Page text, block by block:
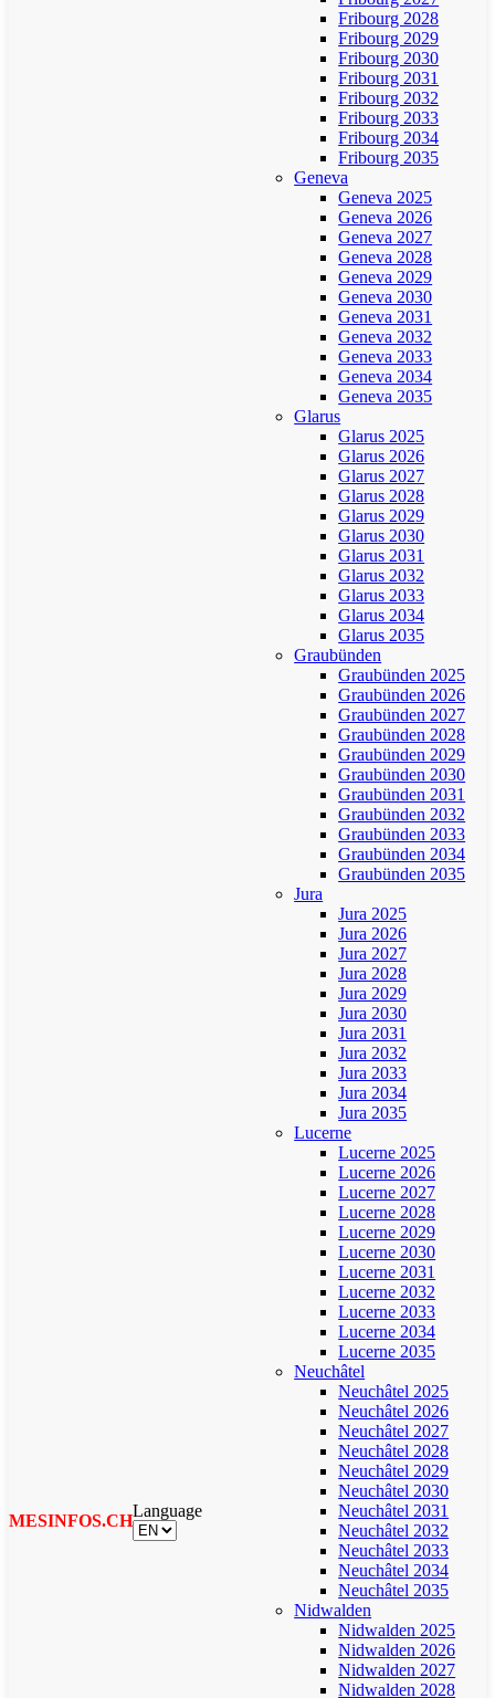
MESINFOS.CH
Language
Fribourg 2028
Fribourg 2029
Fribourg 2030
Fribourg 2031
Fribourg 2032
Fribourg 2033
Fribourg 2034
Fribourg 2035
Geneva
Geneva 2025
Geneva 2026
Geneva 2027
Geneva 2028
Geneva 2029
Geneva 2030
Geneva 2031
Geneva 2032
Geneva 2033
Geneva 2034
Geneva 2035
Glarus
Glarus 2025
Glarus 2026
Glarus 2027
Glarus 2028
Glarus 2029
Glarus 2030
Glarus 2031
Glarus 2032
Glarus 2033
Glarus 2034
Glarus 2035
Graubünden
Graubünden 2025
Graubünden 2026
Graubünden 2027
Graubünden 2028
Graubünden 2029
Graubünden 2030
Graubünden 2031
Graubünden 2032
Graubünden 2033
Graubünden 2034
Graubünden 2035
Jura
Jura 2025
Jura 2026
Jura 2027
Jura 2028
Jura 2029
Jura 2030
Jura 2031
Jura 2032
Jura 2033
Jura 2034
Jura 2035
Lucerne
Lucerne 2025
Lucerne 2026
Lucerne 2027
Lucerne 2028
Lucerne 2029
Lucerne 2030
Lucerne 2031
Lucerne 2032
Lucerne 2033
Lucerne 2034
Lucerne 2035
Neuchâtel
Neuchâtel 2025
Neuchâtel 2026
Neuchâtel 2027
Neuchâtel 2028
Neuchâtel 2029
Neuchâtel 2030
Neuchâtel 2031
Neuchâtel 2032
Neuchâtel 2033
Neuchâtel 2034
Neuchâtel 2035
Nidwalden
Nidwalden 2025
Nidwalden 2026
Nidwalden 2027
Nidwalden 2028